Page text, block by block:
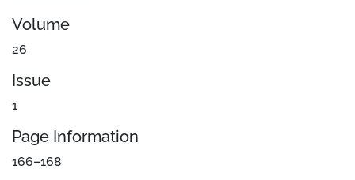
Volume
26
Issue
1
Page Information
166–168